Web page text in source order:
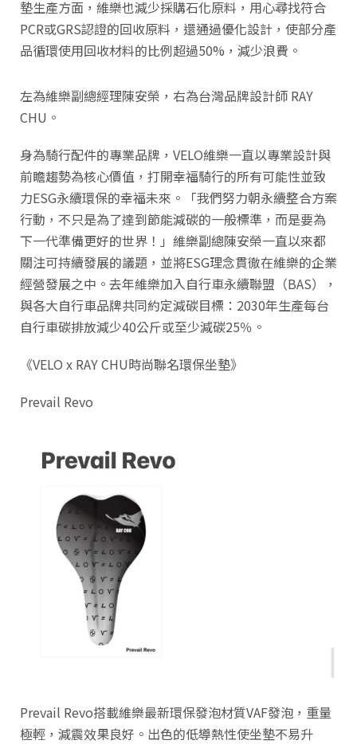
墊生產方面，維樂也減少採購石化原料，用心尋找符合
PCR或GRS認證的回收原料，還通過優化設計，使部分產
品循環使用回收材料的比例超過50%，減少浪費。
左為維樂副總經理陳安榮，右為台灣品牌設計師 RAY
CHU。
身為騎行配件的專業品牌，VELO維樂一直以專業設計與
前瞻趨勢為核心價值，打開幸福騎行的所有可能性並致
力ESG永續環保的幸福未來。「我們努力朝永續整合方案
行動，不只是為了達到節能減碳的一般標準，而是要為
下一代準備更好的世界！」維樂副總陳安榮一直以來都
關注可持續發展的議題，並將ESG理念貫徹在維樂的企業
經營發展之中。去年維樂加入自行車永續聯盟（BAS），
與各大自行車品牌共同約定減碳目標：2030年生產每台
自行車碳排放減少40公斤或至少減碳25％。
《VELO x RAY CHU時尚聯名環保坐墊》
Prevail Revo
Prevail Revo搭載維樂最新環保發泡材質VAF發泡，重量
極輕，減震效果良好。出色的低導熱性使坐墊不易升